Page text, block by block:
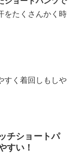
をたくさんかく時
すく着回しもしや
チショートパ
すい！